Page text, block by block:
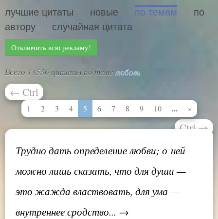
лучшие цитаты новые по темам
по
автору
случайная цитата
Отключить всю рекламу!
Всего 14536 цитаты по темелюбовь
← Ctrl
1 2 3 4 5 6 7 8 9 10 ... »
Ctrl →
Трудно дать определение любви; о ней
можно лишь сказать, что для души —
это жажда властвовать, для ума —
внутреннее сродство... →